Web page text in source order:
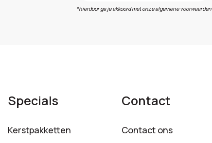
*hierdoor ga je akkoord met onze algemene voorwaarden
Specials
Kerstpakketten
Contact
Contact ons